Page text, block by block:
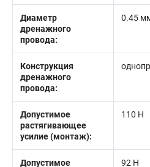
Диаметр
дренажного
провода:
0.45
Конструкция
дренажного
провода:
Допустимое
растягивающее
усилие (монтаж):
110 Н
Допустимое
92 Н